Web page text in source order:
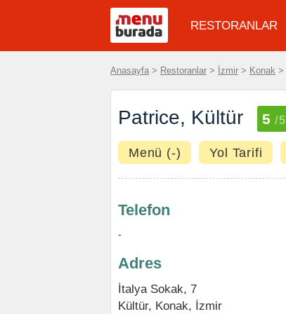
RESTORANLAR
Anasayfa > Restoranlar > İzmir > Konak >
Patrice, Kültür 5 /5
Menü (-) Yol Tarifi
Telefon
-
Adres
İtalya Sokak, 7
Kültür, Konak, İzmir